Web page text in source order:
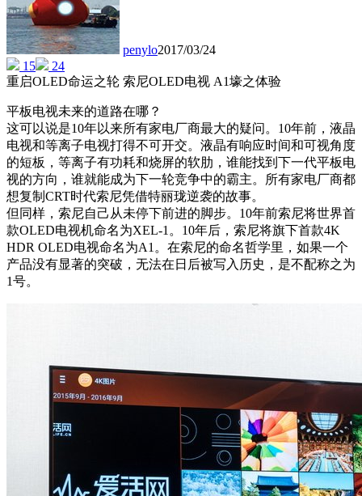
penylo2017/03/24
15
24
重启OLED命运之轮 索尼OLED电视 A1壕之体验
平板电视未来的道路在哪？
这可以说是10年以来所有家电厂商最大的疑问。10年前，液晶
电视和等离子电视打得不可开交。液晶有响应时间和可视角度
的短板，等离子有功耗和烧屏的软肋，谁能找到下一代平板电
视的方向，谁就能成为下一轮竞争中的霸主。所有家电厂商都
想复制CRT时代索尼凭借特丽珑逆袭的故事。
但同样，索尼自己从未停下前进的脚步。10年前索尼将世界首
款OLED电视机命名为XEL-1。10年后，索尼将旗下首款4K
HDR OLED电视命名为A1。在索尼的命名哲学里，如果一个
产品没有显著的突破，无法在日后被写入历史，是不配称之为
1号。